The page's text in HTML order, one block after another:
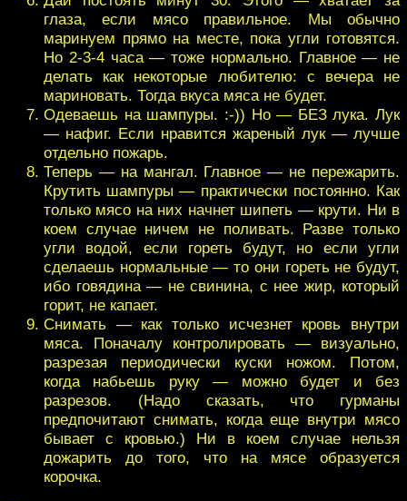
глаза, если мясо правильное. Мы обычно
маринуем прямо на месте, пока угли готовятся.
Но 2-3-4 часа — тоже нормально. Главное — не
делать как некоторые любителю: с вечера не
мариновать. Тогда вкуса мяса не будет.
Одеваешь на шампуры. :-)) Но — БЕЗ лука. Лук
— нафиг. Если нравится жареный лук — лучше
отдельно пожарь.
Теперь — на мангал. Главное — не пережарить.
Крутить шампуры — практически постоянно. Как
только мясо на них начнет шипеть — крути. Ни в
коем случае ничем не поливать. Разве только
угли водой, если гореть будут, но если угли
сделаешь нормальные — то они гореть не будут,
ибо говядина — не свинина, с нее жир, который
горит, не капает.
Снимать — как только исчезнет кровь внутри
мяса. Поначалу контролировать — визуально,
разрезая периодически куски ножом. Потом,
когда набьешь руку — можно будет и без
разрезов. (Надо сказать, что гурманы
предпочитают снимать, когда еще внутри мясо
бывает с кровью.) Ни в коем случае нельзя
дожарить до того, что на мясе образуется
корочка.